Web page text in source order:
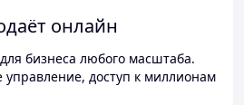
онлайн
бизнеса любого масштаба.
управление, доступ к миллионам